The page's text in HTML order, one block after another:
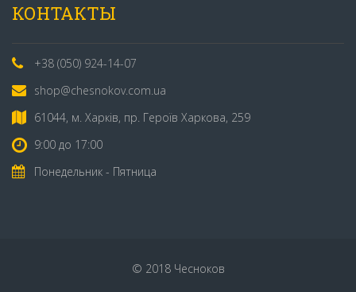
КОНТАКТЫ
+38 (050) 924-14-07
shop@chesnokov.com.ua
61044, м. Харків, пр. Героїв Харкова, 259
9:00 до 17:00
Понедельник - Пятница
© 2018 Чесноков